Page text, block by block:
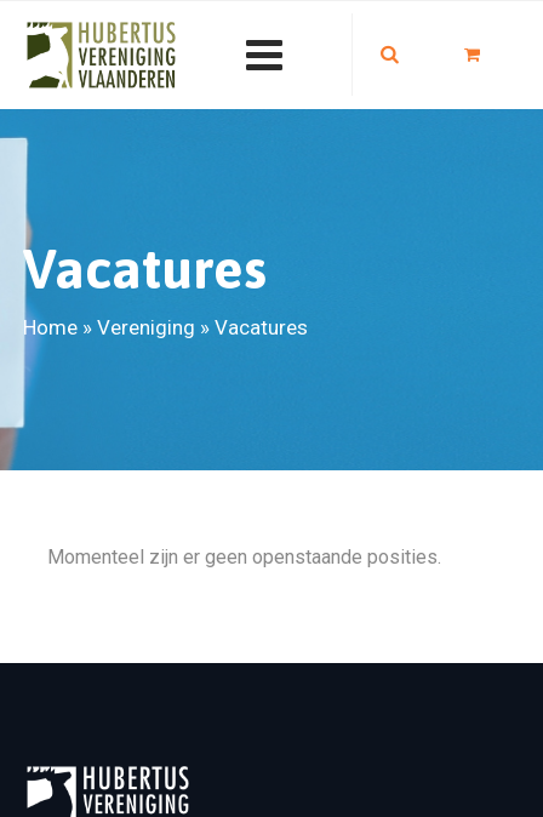
Vacatures
Home »Vereniging »Vacatures
Momenteel zijn er geen openstaande posities.